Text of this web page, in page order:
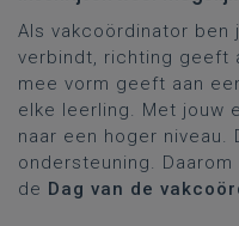
Als vakcoördinator ben
verbindt, richting geeft
mee vorm geeft aan
elke leerling. Met jouw
naar een hoger niveau.
ondersteuning.
de Dag van de